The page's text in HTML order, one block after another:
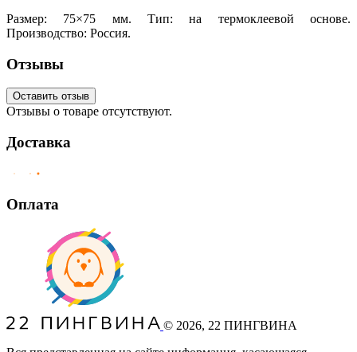
Размер: 75×75 мм. Тип: на термоклеевой основе.
Производство: Россия.
Отзывы
Оставить отзыв
Отзывы о товаре отсутствуют.
Доставка
Оплата
© 2026, 22 ПИНГВИНА